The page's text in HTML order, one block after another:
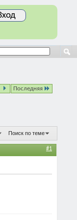
Последняя
Поиск по теме
#1